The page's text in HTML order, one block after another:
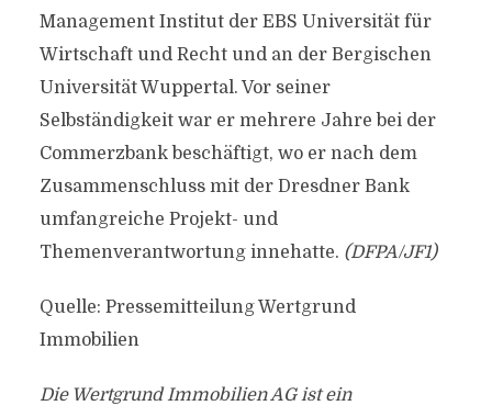
Management Institut der EBS Universität für
Wirtschaft und Recht und an der Bergischen
Universität Wuppertal. Vor seiner
Selbständigkeit war er mehrere Jahre bei der
Commerzbank beschäftigt, wo er nach dem
Zusammenschluss mit der Dresdner Bank
umfangreiche Projekt- und
Themenverantwortung innehatte. (DFPA/JF1)
Quelle: Pressemitteilung Wertgrund
Immobilien
Die Wertgrund Immobilien AG ist ein